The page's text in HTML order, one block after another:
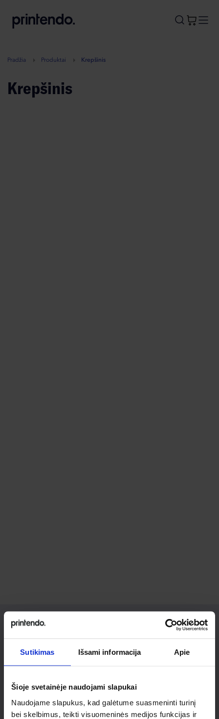
Sutikimas Išsami informacija Apie
Šioje svetainėje naudojami slapukai
Naudojame slapukus, kad galėtume suasmeninti turinį
bei skelbimus, teikti visuomeninės medijos funkcijas ir
A
Pradžia Produktai Krepšinis
Krepšinis
Ieškai
individualaus
sprendimo?
Susisiek su mumis dėl